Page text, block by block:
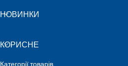
НОВИНКИ
КОРИСНЕ